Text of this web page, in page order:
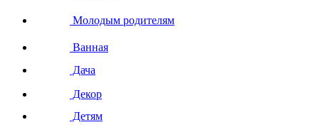
Молодым родителям
Ванная
Дача
Декор
Детям